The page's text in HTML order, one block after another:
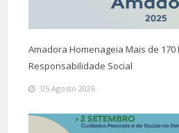
Amadora Homenageia Mais de
Responsabilidade Social
05 Agosto 2026